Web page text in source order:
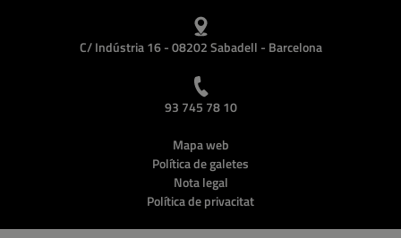
C/ Indústria 16 - 08202 Sabadell - Barcelona
93 745 78 10
Mapa web
Política de galetes
Nota legal
Política de privacitat